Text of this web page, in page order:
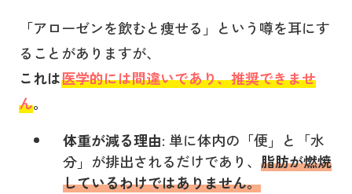
「アローゼンを飲むと痩せる」という噂を耳にす
ることがありますが、
これは医学的には間違いであり、推奨できませ
ん。
体重が減る理由: 単に体内の「便」と「水
分」が排出されるだけであり、 脂肪が燃焼
しているわけではありません。